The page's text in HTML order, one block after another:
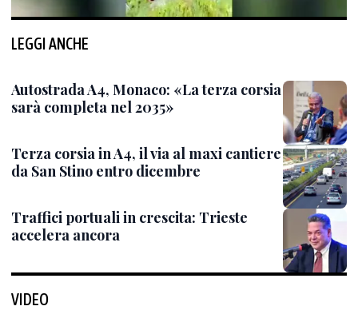
LEGGI ANCHE
Autostrada A4, Monaco: «La terza corsia
sarà completa nel 2035»
Terza corsia in A4, il via al maxi cantiere
da San Stino entro dicembre
Traffici portuali in crescita: Trieste
accelera ancora
VIDEO